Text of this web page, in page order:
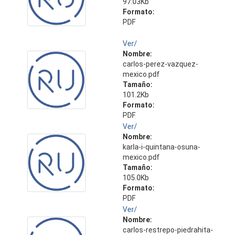
Formato:
PDF
Ver/
Nombre:
carlos-perez-vazquez-
mexico.pdf
Tamaño:
101.2Kb
Formato:
PDF
Ver/
Nombre:
karla-i-quintana-osuna-
mexico.pdf
Tamaño:
105.0Kb
Formato:
PDF
Ver/
Nombre:
carlos-restrepo-piedrahita-